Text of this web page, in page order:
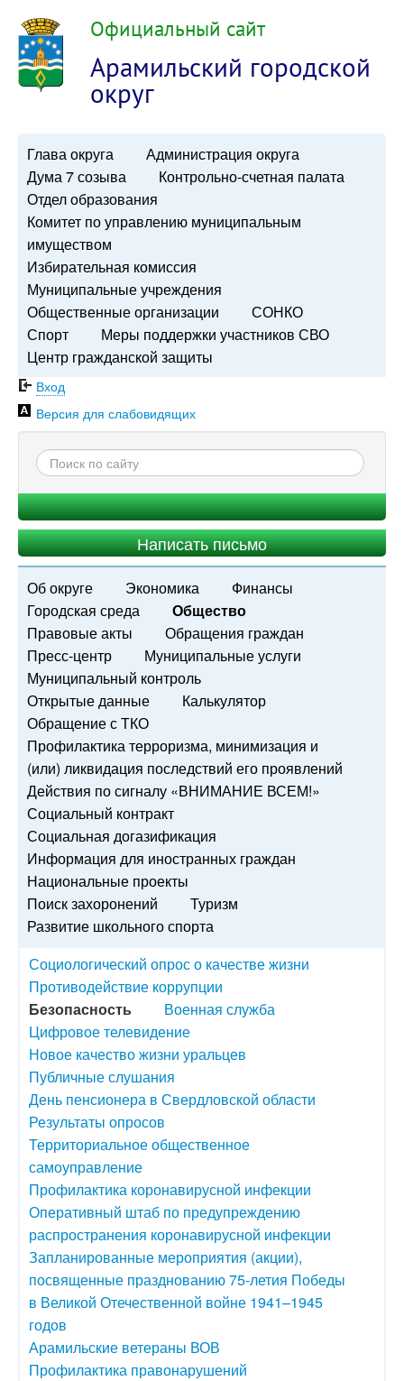
Официальный сайт
Арамильский городской
округ
Глава округа
Администрация округа
Дума 7 созыва
Контрольно-счетная палата
Отдел образования
Комитет по управлению муниципальным
имуществом
Избирательная комиссия
Муниципальные учреждения
Общественные организации
СОНКО
Спорт
Меры поддержки участников СВО
Центр гражданской защиты
Вход
Версия для слабовидящих
Написать письмо
Об округе Экономика
Финансы
Городская среда
Общество
Правовые акты
Обращения граждан
Пресс-центр
Муниципальные услуги
Муниципальный контроль
Открытые данные
Калькулятор
Обращение с ТКО
Профилактика терроризма, минимизация и
(или) ликвидация последствий его проявлений
Действия по сигналу «ВНИМАНИЕ ВСЕМ!»
Социальный контракт
Социальная догазификация
Информация для иностранных граждан
Национальные проекты
Поиск захоронений
Туризм
Развитие школьного спорта
Социологический опрос о качестве жизни
Противодействие коррупции
Безопасность
Военная служба
Цифровое телевидение
Новое качество жизни уральцев
Публичные слушания
День пенсионера в Свердловской области
Результаты опросов
Территориальное общественное
самоуправление
Профилактика коронавирусной инфекции
Оперативный штаб по предупреждению
распространения коронавирусной инфекции
Запланированные мероприятия (акции),
посвященные празднованию 75-летия Победы
в Великой Отечественной войне 1941–1945
годов
Арамильские ветераны ВОВ
Профилактика правонарушений